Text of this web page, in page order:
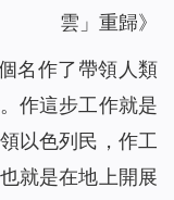
雲」重歸》
名作了帶領人類
作這步工作就是
以色列民，作工
就是在地上開展